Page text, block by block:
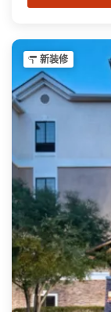
新装修